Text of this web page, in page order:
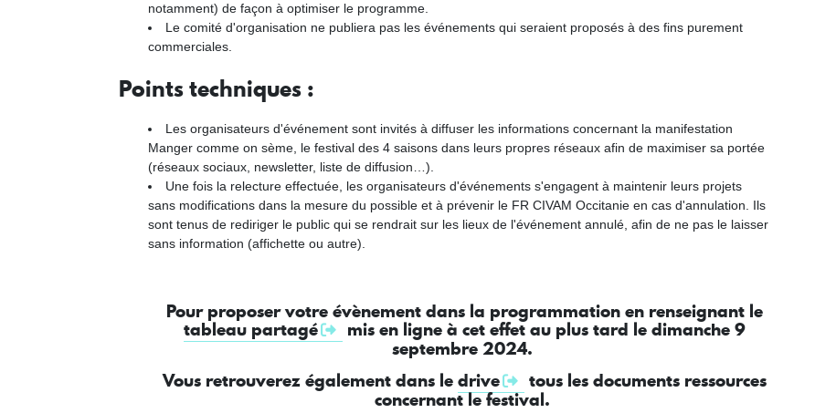
notamment) de façon à optimiser le programme.
Le comité d'organisation ne publiera pas les événements qui seraient proposés à des fins purement
commerciales.
Points techniques :
Les organisateurs d'événement sont invités à diffuser les informations concernant la manifestation
Manger comme on sème, le festival des 4 saisons dans leurs propres réseaux afin de maximiser sa portée
(réseaux sociaux, newsletter, liste de diffusion…).
Une fois la relecture effectuée, les organisateurs d'événements s'engagent à maintenir leurs projets
sans modifications dans la mesure du possible et à prévenir le FR CIVAM Occitanie en cas d'annulation. Ils
sont tenus de rediriger le public qui se rendrait sur les lieux de l'événement annulé, afin de ne pas le laisser
sans information (affichette ou autre).
Pour proposer votre évènement dans la programmation en renseignant le
tableau partagé
mis en ligne à cet effet au plus tard le dimanche 9
septembre 2024.
Vous retrouverez également dans ledrive
tous les documents ressources
concernant le festival.